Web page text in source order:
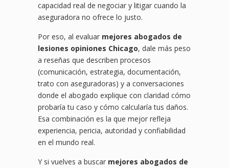
capacidad real de negociar y litigar cuando la
aseguradora no ofrece lo justo.
Por eso, al evaluar mejores abogados de
lesiones opiniones Chicago, dale más peso
a reseñas que describen procesos
(comunicación, estrategia, documentación,
trato con aseguradoras) y a conversaciones
donde el abogado explique con claridad cómo
probaría tu caso y cómo calcularía tus daños.
Esa combinación es la que mejor refleja
experiencia, pericia, autoridad y confiabilidad
en el mundo real.
Y si vuelves a buscar mejores abogados de